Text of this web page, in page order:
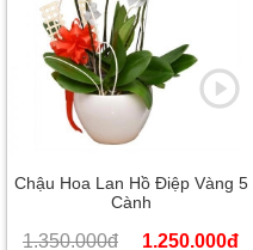
Chậu Hoa Lan Hồ Điệp Vàng 5
Cành
1.350.000đ 1.250.000đ